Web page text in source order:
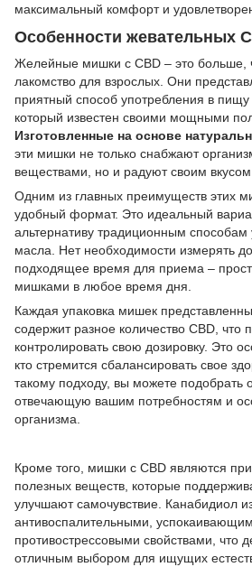
максимальный комфорт и
Особенности жевательных
Желейные мишки с CBD – это больше,
лакомство для взрослых. Они
приятный способ употребления в пищу
который известен своими мощными
Изготовленные на основе
эти мишки не только снабжают
веществами, но и радуют своим
Одним из главных преимуществ этих
удобный формат. Это идеальный
альтернативу традиционным способам
масла. Нет необходимости измерять
подходящее время для приема –
мишками в любое время дня.
Каждая упаковка мишек
содержит разное количество CBD, что
контролировать свою дозировку. Это
кто стремится сбалансировать свое
такому подходу, вы можете подобрать
отвечающую вашим потребностям и
организма.
Кроме того, мишки с CBD являются
полезных веществ, которые
улучшают самочувствие. Канабидиол
антивоспалительными,
противострессовыми свойствами, что
отличным выбором для ищущих